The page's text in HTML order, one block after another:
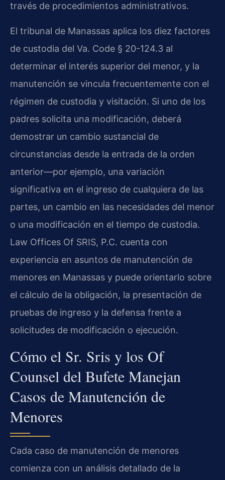
través de procedimientos administrativos.
El tribunal de Manassas aplica los diez factores
de custodia del Va. Code § 20-124.3 al
determinar el interés superior del menor, y la
manutención se vincula frecuentemente con el
régimen de custodia y visitación. Si uno de los
padres solicita una modificación, deberá
demostrar un cambio sustancial de
circunstancias desde la entrada de la orden
anterior—por ejemplo, una variación
significativa en el ingreso de cualquiera de las
partes, un cambio en las necesidades del menor
o una modificación en el tiempo de custodia.
Law Offices Of SRIS, P.C. cuenta con
experiencia en asuntos de manutención de
menores en Manassas y puede orientarlo sobre
el cálculo de la obligación, la presentación de
pruebas de ingreso y la defensa frente a
solicitudes de modificación o ejecución.
Cómo el Sr. Sris y los Of
Counsel del Bufete Manejan
Casos de Manutención de
Menores
Cada caso de manutención de menores
comienza con un análisis detallado de la